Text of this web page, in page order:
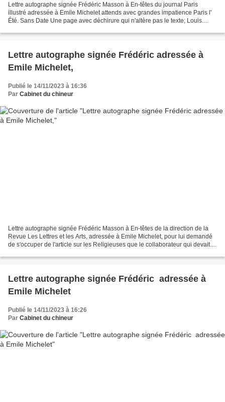
Lettre autographe signée Frédéric Masson à En-têtes du journal Paris
illustré adressée à Emile Michelet attends avec grandes impatience Paris l'
Été. Sans Date Une page avec déchirure qui n'altère pas le texte; Louis
Lettre autographe signée Frédéric adressée à
Emile Michelet,
Publié le 14/11/2023 à 16:36
Par Cabinet du chineur
Lettre autographe signée Frédéric Masson à En-têtes de la direction de la
Revue Les Lettres et les Arts, adressée à Emile Michelet, pour lui demandé
de s'occuper de l'article sur les Religieuses que le collaborateur qui devait
Lettre autographe signée Frédéric adressée à
Emile Michelet
Publié le 14/11/2023 à 16:26
Par Cabinet du chineur